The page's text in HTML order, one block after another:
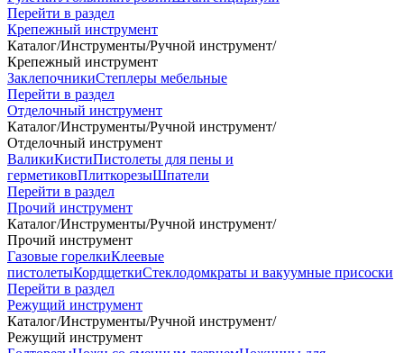
Перейти в раздел
Крепежный инструмент
Каталог/Инструменты/Ручной инструмент/
Крепежный инструмент
ЗаклепочникиСтеплеры мебельные
Перейти в раздел
Отделочный инструмент
Каталог/Инструменты/Ручной инструмент/
Отделочный инструмент
ВаликиКистиПистолеты для пены и
герметиковПлиткорезыШпатели
Перейти в раздел
Прочий инструмент
Каталог/Инструменты/Ручной инструмент/
Прочий инструмент
Газовые горелкиКлеевые
пистолетыКордщеткиСтеклодомкраты и вакуумные присоски
Перейти в раздел
Режущий инструмент
Каталог/Инструменты/Ручной инструмент/
Режущий инструмент